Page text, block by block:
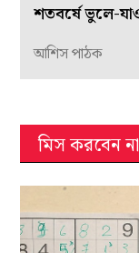
শতবর্ষে ভুলে-
আশিস পাঠক
মিস করবেন